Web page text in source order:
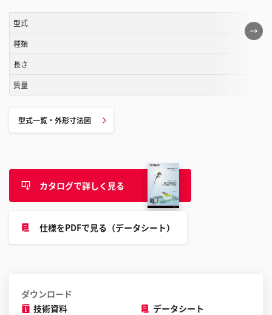
こ
の
型式
種類
長さ
質量
型式一覧・外形寸法図
カタログで詳しく見る
仕様をPDFで見る（データシート）
ダウンロード
技術資料
データシート